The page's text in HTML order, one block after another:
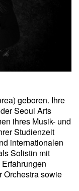
geboren. Ihre
Seoul Arts
ihres Musik- und
Studienzeit
internationalen
Solistin mit
Orchestra sowie